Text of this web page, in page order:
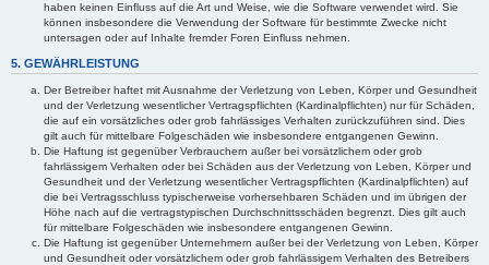
haben keinen Einfluss auf die Art und Weise, wie die Software verwendet wird. Sie
können insbesondere die Verwendung der Software für bestimmte Zwecke nicht
untersagen oder auf Inhalte fremder Foren Einfluss nehmen.
5. GEWÄHRLEISTUNG
Der Betreiber haftet mit Ausnahme der Verletzung von Leben, Körper und Gesundheit
und der Verletzung wesentlicher Vertragspflichten (Kardinalpflichten) nur für Schäden,
die auf ein vorsätzliches oder grob fahrlässiges Verhalten zurückzuführen sind. Dies
gilt auch für mittelbare Folgeschäden wie insbesondere entgangenen Gewinn.
Die Haftung ist gegenüber Verbrauchern außer bei vorsätzlichem oder grob
fahrlässigem Verhalten oder bei Schäden aus der Verletzung von Leben, Körper und
Gesundheit und der Verletzung wesentlicher Vertragspflichten (Kardinalpflichten) auf
die bei Vertragsschluss typischerweise vorhersehbaren Schäden und im übrigen der
Höhe nach auf die vertragstypischen Durchschnittsschäden begrenzt. Dies gilt auch
für mittelbare Folgeschäden wie insbesondere entgangenen Gewinn.
Die Haftung ist gegenüber Unternehmern außer bei der Verletzung von Leben, Körper
und Gesundheit oder vorsätzlichem oder grob fahrlässigem Verhalten des Betreibers